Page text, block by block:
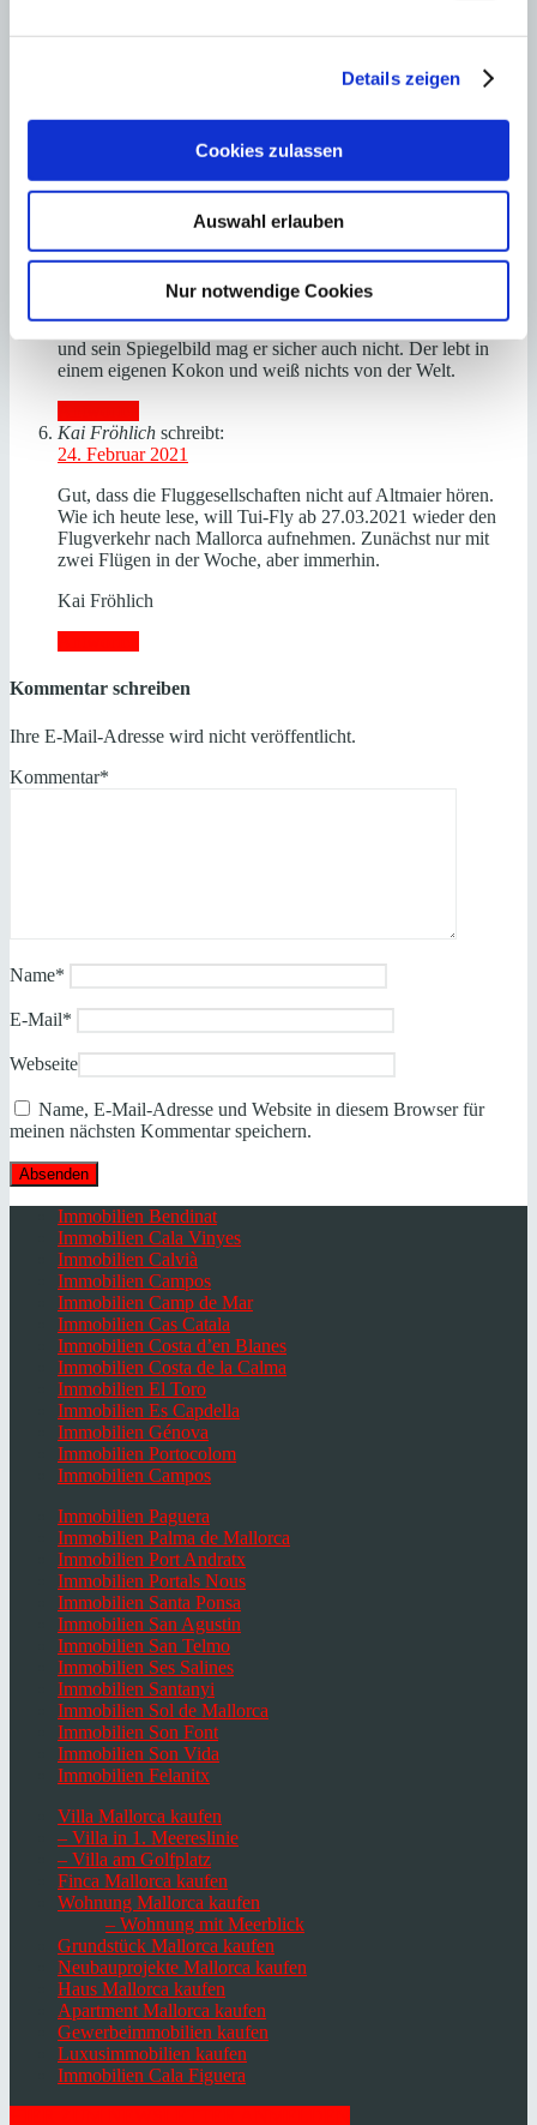
Details zeigen
Cookies zulassen
Auswahl erlauben
Nur notwendige Cookies
Trutz von Hohenfeld schreibt:
aus der Bibel, Hiob 13.5 zurufen: “Wellte Gott, Ihr schwieget:
so würdet Ihr weise”. Ihr Beitrag gefällt mir!
Trutz von Hohenfeld, ebenfalls Katholik
13. Februar 2021
Was wundert sich jemand? Der Mann hat keine Frau, keine
Kinder, keinen Sex, keine Hobbies, keinen Spaß am Leben
und sein Spiegelbild mag er sicher auch nicht. Der lebt in
einem eigenen Kokon und weiß nichts von der Welt.
Kai Fröhlich schreibt:
24. Februar 2021
Gut, dass die Fluggesellschaften nicht auf Altmaier hören.
Wie ich heute lese, will Tui-Fly ab 27.03.2021 wieder den
Flugverkehr nach Mallorca aufnehmen. Zunächst nur mit
zwei Flügen in der Woche, aber immerhin.
Kai Fröhlich
Kommentar schreiben
Ihre E-Mail-Adresse wird nicht veröffentlicht.
Kommentar*
Name*
E-Mail*
Webseite
Name, E-Mail-Adresse und Website in diesem Browser für
meinen nächsten Kommentar speichern.
Immobilien Bendinat
Immobilien Cala Vinyes
Immobilien Calvià
Immobilien Campos
Immobilien Camp de Mar
Immobilien Cas Catala
Immobilien Costa d’en Blanes
Immobilien Costa de la Calma
Immobilien El Toro
Immobilien Es Capdella
Immobilien Génova
Immobilien Portocolom
Immobilien Campos
Immobilien Paguera
Immobilien Palma de Mallorca
Immobilien Port Andratx
Immobilien Portals Nous
Immobilien Santa Ponsa
Immobilien San Agustin
Immobilien San Telmo
Immobilien Ses Salines
Immobilien Santanyi
Immobilien Sol de Mallorca
Immobilien Son Font
Immobilien Son Vida
Immobilien Felanitx
Villa Mallorca kaufen
– Villa in 1. Meereslinie
– Villa am Golfplatz
Finca Mallorca kaufen
Wohnung Mallorca kaufen
– Wohnung mit Meerblick
Grundstück Mallorca kaufen
Neubauprojekte Mallorca kaufen
Haus Mallorca kaufen
Apartment Mallorca kaufen
Gewerbeimmobilien kaufen
Luxusimmobilien kaufen
Immobilien Cala Figuera